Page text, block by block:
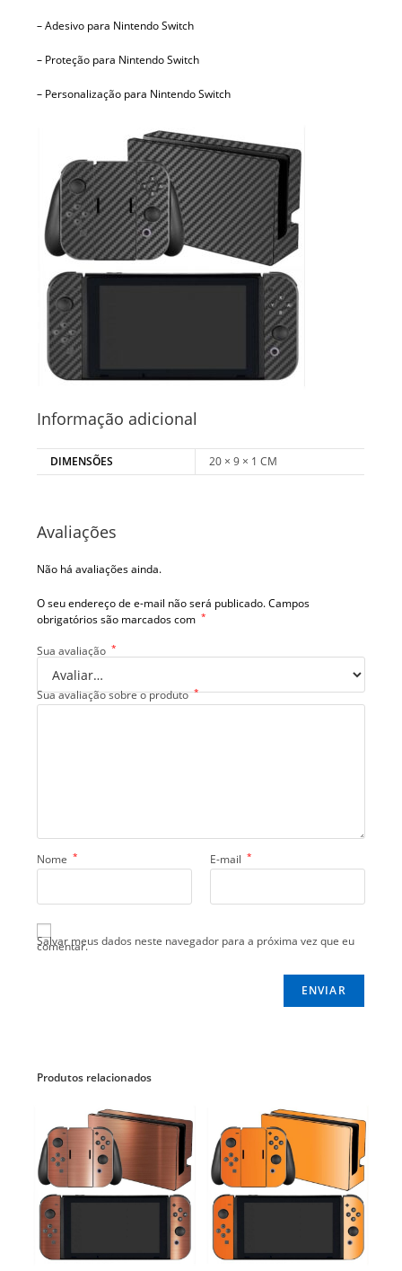
– Adesivo para Nintendo Switch
– Proteção para Nintendo Switch
– Personalização para Nintendo Switch
Informação adicional
DIMENSÕES 20 × 9 × 1 CM
Avaliações
Não há avaliações ainda.
O seu endereço de e-mail não será publicado.Campos
obrigatórios são marcados com *
Sua avaliação *
Sua avaliação sobre o produto *
Nome * E-mail *
Salvar meus dados neste navegador para a próxima vez que eu
comentar.
Produtos relacionados